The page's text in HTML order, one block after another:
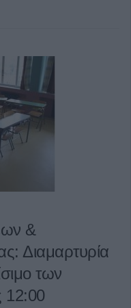
&
Διαμαρτυρία
των
12:00